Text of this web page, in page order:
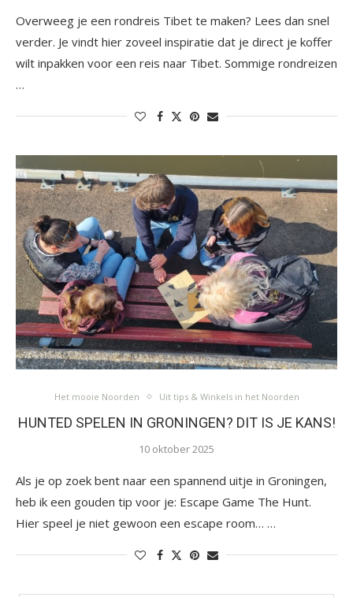
Overweeg je een rondreis Tibet te maken? Lees dan snel
verder. Je vindt hier zoveel inspiratie dat je direct je koffer
wilt inpakken voor een reis naar Tibet. Sommige rondreizen
…
Het mooie Noorden Uit tips & Winkels in het Noorden
HUNTED SPELEN IN GRONINGEN? DIT IS JE KANS!
10 oktober 2025
Als je op zoek bent naar een spannend uitje in Groningen,
heb ik een gouden tip voor je: Escape Game The Hunt.
Hier speel je niet gewoon een escape room… …